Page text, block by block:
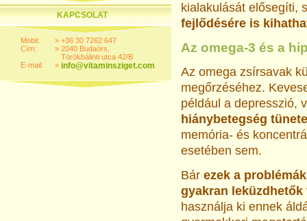
KAPCSOLAT
Mobil:
Cím:
E-mail:
»
»
»
+36 30 7262 647
2040 Budaörs,
Törökbálinti utca 42/B
info@vitaminsziget.com
kialakulását elősegíti,
fejlődésére is
Az omega-3 és a
Az omega zsírsavak
megőrzéséhez.
például a depresszió,
hiánybetegség
memória- és
esetében sem.
Bár ezek a
gyakran leküzdhetők
használja ki ennek